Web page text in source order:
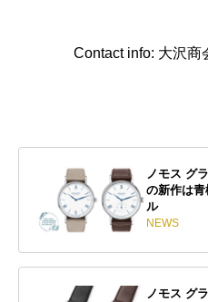
Contact info: 大沢商
ノモス グ
の新作は
ル
NEWS
ノモス グ